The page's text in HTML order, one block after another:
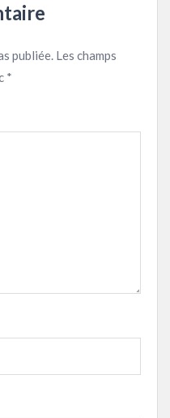
publiée. Les champs
*